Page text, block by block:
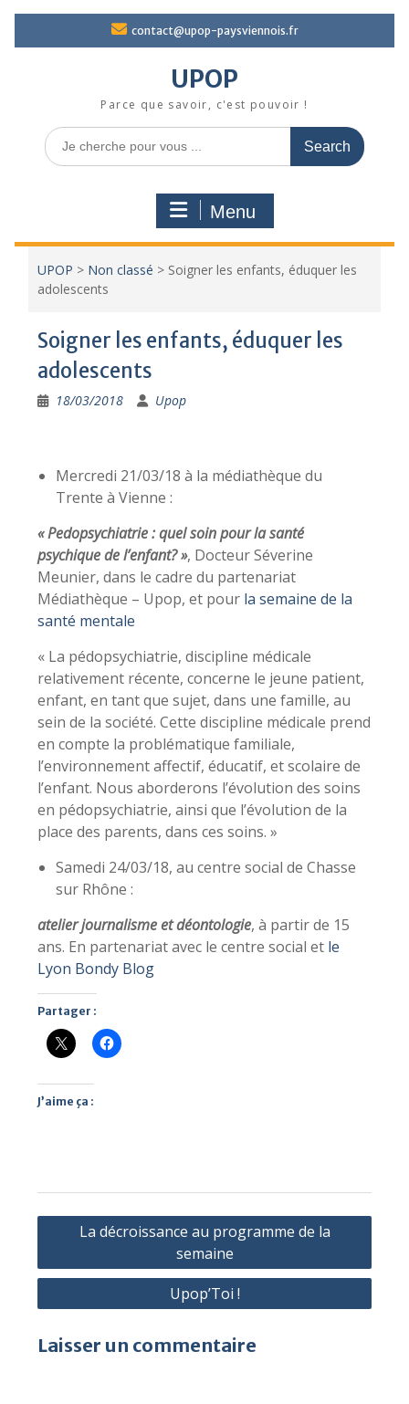
contact@upop-paysviennois.fr
UPOP
Parce que savoir, c'est pouvoir !
Search
for:
Menu
UPOP > Non classé > Soigner les enfants, éduquer les
adolescents
Soigner les enfants, éduquer les
adolescents
18/03/2018 Upop
Mercredi 21/03/18 à la médiathèque du
Trente à Vienne :
« Pedopsychiatrie : quel soin pour la santé
psychique de l’enfant? », Docteur Séverine
Meunier, dans le cadre du partenariat
Médiathèque – Upop, et pour la semaine de la
santé mentale
« La pédopsychiatrie, discipline médicale
relativement récente, concerne le jeune patient,
enfant, en tant que sujet, dans une famille, au
sein de la société. Cette discipline médicale prend
en compte la problématique familiale,
l’environnement affectif, éducatif, et scolaire de
l’enfant. Nous aborderons l’évolution des soins
en pédopsychiatrie, ainsi que l’évolution de la
place des parents, dans ces soins. »
Samedi 24/03/18, au centre social de Chasse
sur Rhône :
atelier journalisme et déontologie, à partir de 15
ans. En partenariat avec le centre social et le
Lyon Bondy Blog
Partager :
J’aime ça :
Navigation
l’article
La décroissance au programme de la
semaine
Upop’Toi !
Laisser un commentaire